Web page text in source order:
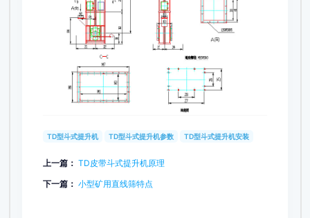
TD型斗式提升机 TD型斗式提升机参数 TD型斗式提升机安装
上一篇： TD皮带斗式提升机原理
下一篇： 小型矿用直线筛特点